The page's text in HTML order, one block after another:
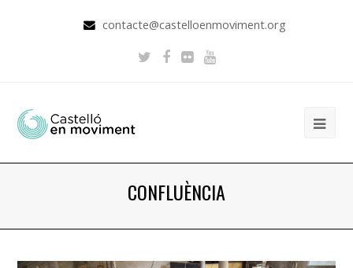
contacte@castelloenmoviment.org
CONFLUÈNCIA